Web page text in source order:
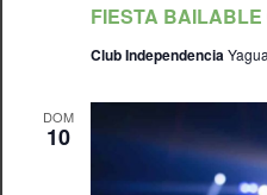
FIESTA BAILABLE
Club Independencia
DOM
10